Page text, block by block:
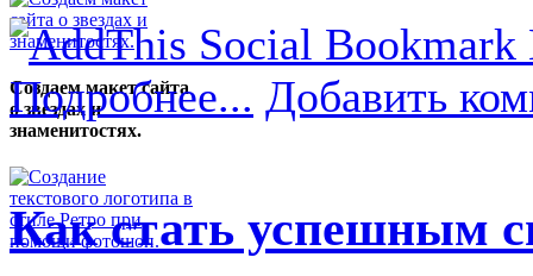
Создаем макет сайта
о звездах и
знаменитостях.
Подробнее... Добавить
Как стать успешным